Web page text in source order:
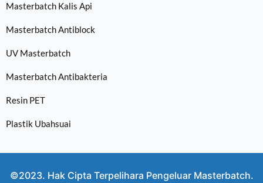
Masterbatch Kalis Api
Masterbatch Antiblock
UV Masterbatch
Masterbatch Antibakteria
Resin PET
Plastik Ubahsuai
©2023. Hak Cipta Terpelihara Pengeluar Masterbatch.